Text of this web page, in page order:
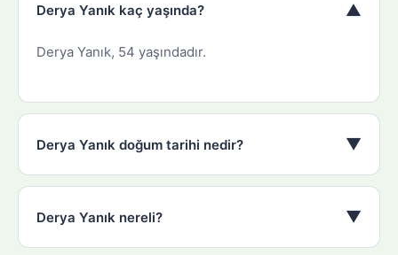
Derya Yanık kaç yaşında? ▼
Derya Yanık, 54 yaşındadır.
Derya Yanık doğum tarihi nedir? ▼
Derya Yanık nereli? ▼